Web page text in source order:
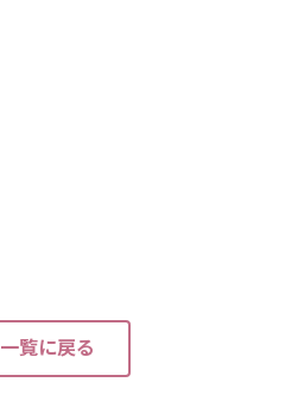
一覧に戻る